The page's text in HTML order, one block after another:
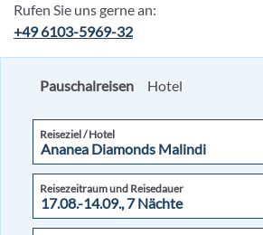
Rufen Sie uns gerne an:
+49 6103-5969-32
Pauschalreisen Hotel
Reiseziel / Hotel
Reisezeitraum und Reisedauer